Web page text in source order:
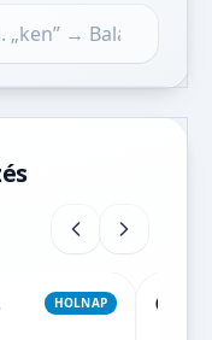
HOLNAP 08. 11.